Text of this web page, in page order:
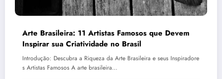
Arte Brasileira: 11 Artistas Famosos que Devem
Inspirar sua Criatividade no Brasil
Introdução: Descubra a Riqueza da Arte Brasileira e seus Inspiradore
s Artistas Famosos A arte brasileira…